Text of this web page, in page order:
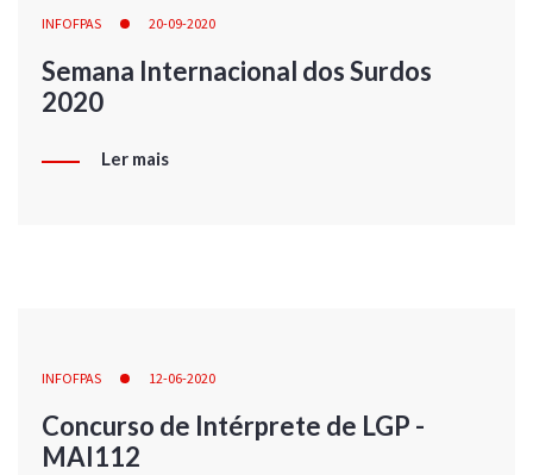
INFOFPAS 20-09-2020
Semana Internacional dos Surdos
2020
Ler mais
INFOFPAS 12-06-2020
Concurso de Intérprete de LGP -
MAI112